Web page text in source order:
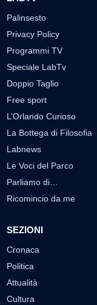
Palinsesto
Privacy Policy
Programmi TV
Speciale LabTv
Doppio Taglio
Free sport
L’Orlando Curioso
La Bottega di Filosofia
Labnews
Le Voci del Parco
Parliamo di…
Ricomincio da me
SEZIONI
Cronaca
Politica
Attualità
Cultura